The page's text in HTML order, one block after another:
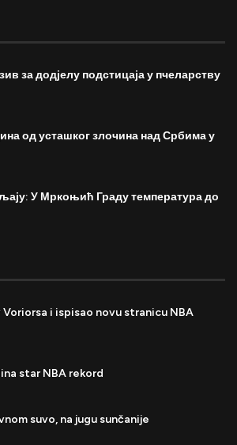
за додјелу подстицаја у пчеларству
од усташког злочина над Србима у
У Мркоњић Граду температура до
i ispisao novu stranicu NBA
star NBA rekord
suvo, na jugu sunčanije